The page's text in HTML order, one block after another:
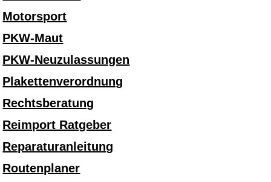
Motorsport
PKW-Maut
PKW-Neuzulassungen
Plakettenverordnung
Rechtsberatung
Reimport Ratgeber
Reparaturanleitung
Routenplaner